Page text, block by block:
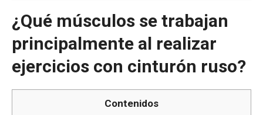
¿Qué músculos se trabajan
principalmente al realizar
ejercicios con cinturón ruso?
Contenidos